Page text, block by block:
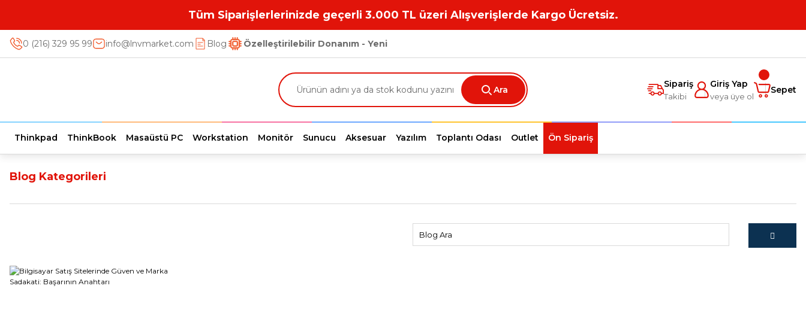
Tüm Siparişlerlerinizde geçerli 3.000 TL üzeri Alışverişlerde Kargo Ücretsiz.
0 (216) 329 95 99 info@lnvmarket.com Blog Özelleştirilebilir Donanım - Yeni
Ara
Sipariş
Takibi
Giriş Yap
veya üye ol
Sepet
Thinkpad ThinkBook Masaüstü PC Workstation Monitör Sunucu Aksesuar Yazılım Toplantı Odası Outlet Ön Sipariş
Blog Kategorileri